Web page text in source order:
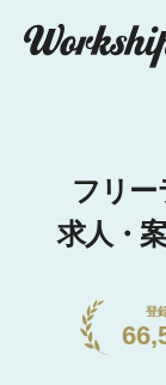
フリー
求人・
登